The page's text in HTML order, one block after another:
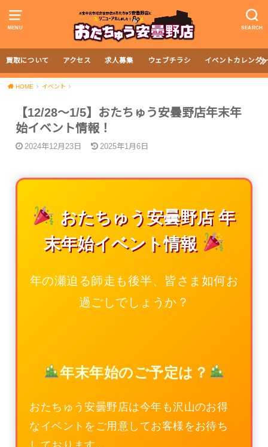
MENU SEARCH
買取について アクセス 求人募集 ウェブチラシ イベントカレンダ
HOME イベント
【12/28～1/5】おたちゅう安曇野店年末年
始イベント情報！
2024年12月23日 2025年1月6日
おたちゅう安曇野店 年
末年始イベント情報
年の瀬迫る師走も後半、皆さま如何お
過ごしでしょうか？
年末年始のご予定は？
おたちゅう安曇野店は今年も沢山のお得
なイベントをご用意してお客様をお待ち